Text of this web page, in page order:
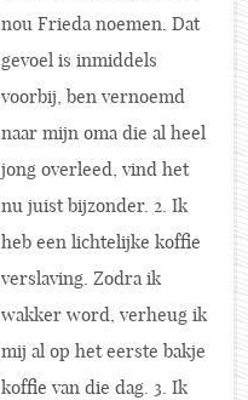
nou Frieda noemen. Dat
gevoel is inmiddels
voorbij, ben vernoemd
naar mijn oma die al heel
jong overleed, vind het
nu juist bijzonder. 2. Ik
heb een lichtelijke koffie
verslaving. Zodra ik
wakker word, verheug ik
mij al op het eerste bakje
koffie van die dag. 3. Ik